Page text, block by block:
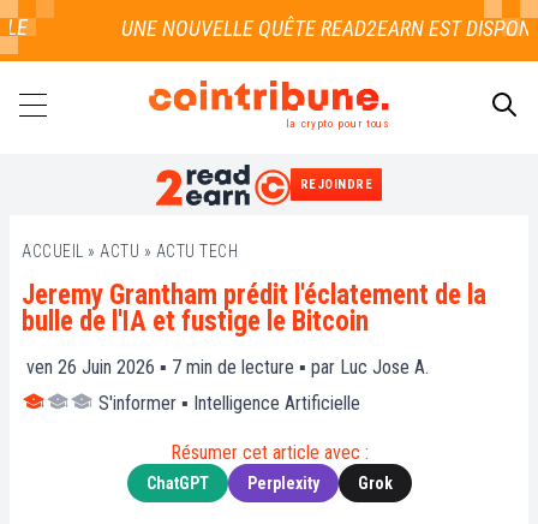
la crypto pour tous
REJOINDRE
ACCUEIL » ACTU » ACTU TECH
Jeremy Grantham prédit l'éclatement de la
bulle de l'IA et fustige le Bitcoin
ven 26 Juin 2026 ▪ 7 min de lecture ▪ par Luc Jose A.
S'informer ▪ Intelligence Artificielle
Résumer cet article avec :
ChatGPT Perplexity Grok